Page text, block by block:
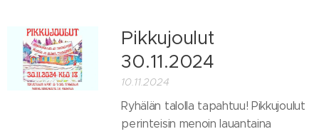
Pikkujoulut
30.11.2024
10.11.2024
Ryhälän talolla tapahtuu! Pikkujoulut
perinteisin menoin lauantaina